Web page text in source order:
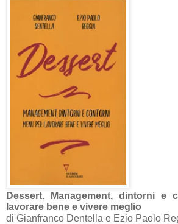
Dessert. Management, dintorni e
lavorare bene e vivere meglio
di Gianfranco Dentella e Ezio Paolo